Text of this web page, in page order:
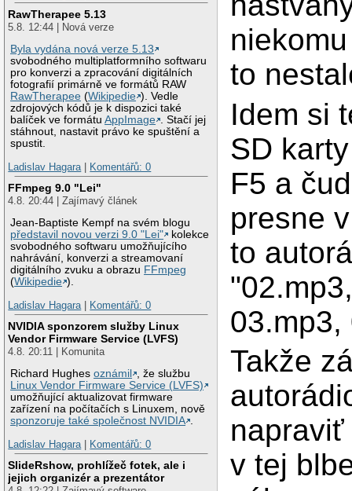
RawTherapee 5.13
5.8. 12:44 | Nová verze
Byla vydána nová verze 5.13
svobodného multiplatformního softwaru
pro konverzi a zpracování digitálních
fotografií primárně ve formátů RAW
RawTherapee (Wikipedie ). Vedle
zdrojových kódů je k dispozici také
balíček ve formátuAppImage . Stačí jej
stáhnout, nastavit právo ke spuštění a
spustit.
Ladislav Hagara| Komentářů: 0
FFmpeg 9.0 "Lei"
4.8. 20:44 | Zajímavý článek
Jean-Baptiste Kempf na svém blogu
představil novou verzi 9.0 "Lei"
kolekce
svobodného softwaru umožňujícího
nahrávání, konverzi a streamovaní
digitálního zvuku a obrazu FFmpeg
(Wikipedie ).
Ladislav Hagara| Komentářů: 0
NVIDIA sponzorem služby Linux
Vendor Firmware Service (LVFS)
4.8. 20:11 | Komunita
Richard Hughesoznámil
, že službu
Linux Vendor Firmware Service (LVFS)
umožňující aktualizovat firmware
zařízení na počítačích s Linuxem, nově
sponzoruje také společnost NVIDIA .
Ladislav Hagara| Komentářů: 0
SlideRshow, prohlížeč fotek, ale i
jejich organizér a prezentátor
to
Idem si
SD
F5 a
presne
to
03.mp3,
Takže
napraviť
v tej